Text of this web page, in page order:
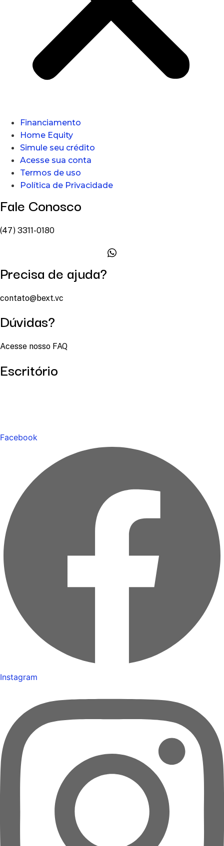
Financiamento
Home Equity
Simule seu crédito
Acesse sua conta
Termos de uso
Política de Privacidade
Fale Conosco
(47) 3311-0180
Precisa de ajuda?
contato@bext.vc
Dúvidas?
Acesse nosso FAQ
Escritório
Facebook
Instagram